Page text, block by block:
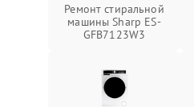
Ремонт стиральной
машины Sharp ES-
GFB7123W3